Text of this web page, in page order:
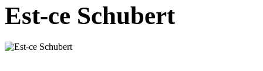
Est-ce Schubert